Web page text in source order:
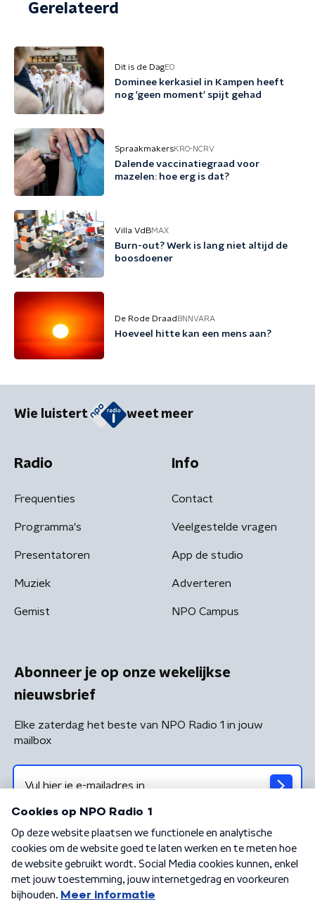
Gerelateerd
Dit is de DagEO
Dominee kerkasiel in Kampen heeft
nog 'geen moment' spijt gehad
SpraakmakersKRO-NCRV
Dalende vaccinatiegraad voor
mazelen: hoe erg is dat?
Villa VdBMAX
Burn-out? Werk is lang niet altijd de
boosdoener
De Rode Draad BNNVARA
Hoeveel hitte kan een mens aan?
Wie luistert weet meer
Radio
Frequenties
Programma's
Presentatoren
Muziek
Gemist
Info
Contact
Veelgestelde vragen
App de studio
Adverteren
NPO Campus
Abonneer je op onze wekelijkse
nieuwsbrief
Elke zaterdag het beste van NPO Radio 1 in jouw
mailbox
Algemene voorwaarden